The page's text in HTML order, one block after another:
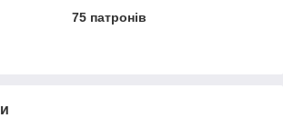
75 патронів